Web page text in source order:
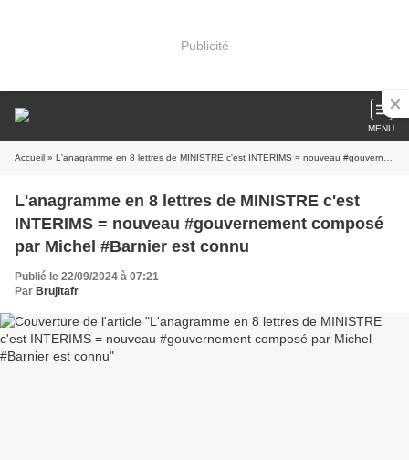
Publicité
MENU
Accueil » L'anagramme en 8 lettres de MINISTRE c'est INTERIMS = nouveau #gouvernement composé par Michel #Barnier est connu
L'anagramme en 8 lettres de MINISTRE c'est
INTERIMS = nouveau #gouvernement composé
par Michel #Barnier est connu
Publié le 22/09/2024 à 07:21
Par Brujitafr